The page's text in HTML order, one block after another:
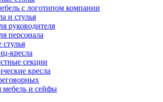
с логотипом компании
и стулья
руководителя
персонала
кресла
секции
кресла
мебель и сейфы